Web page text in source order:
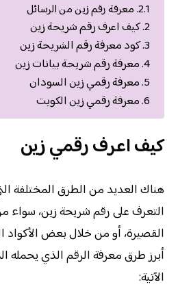
معرفة رقم زين من الرسائل
كيف اعرف رقم شريحة زين
كود معرفة رقم الشريحة زين
معرفة رقم شريحة بيانات زين
معرفة رقمي زين السودان
معرفة رقمي زين الكويت
كيف اعرف رقمي زين
هناك العديد من الطرق المختلفة
التعرف على رقم شريحة زين، سواء
القصيرة، أو من خلال بعض
أبرز طرق معرفة الرقم الذي يحمله
الآتية: